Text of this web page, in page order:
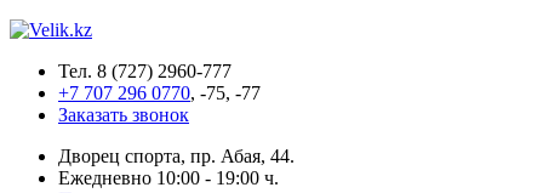
Тел. 8 (727) 2960-777
+7 707 296 0770, -75, -77
Заказать звонок
Дворец спорта, пр. Абая, 44.
Ежедневно 10:00 - 19:00 ч.